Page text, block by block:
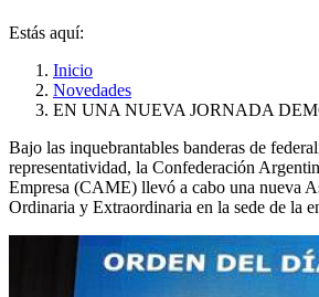
Estás aquí:
Inicio
Novedades
EN UNA NUEVA JORNADA
Bajo las inquebrantables banderas de
representatividad, la Confederación
Empresa (CAME) llevó a cabo una nueva
Ordinaria y Extraordinaria en la sede de la